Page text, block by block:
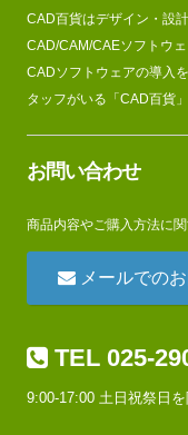
CAD百貨はデザイン・設
CAD/CAM/CAEソフトウ
CADソフトウェアの導入
タッフがいる「CAD百貨
お問い合わせ
商品内容やご購入方法に
メールでの
TEL 025-
9:00-17:00 土日祝祭日を